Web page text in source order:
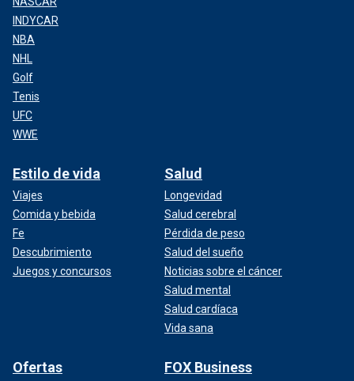
INDYCAR
NBA
NHL
Golf
Tenis
UFC
WWE
Estilo de vida
Viajes
Comida y bebida
Fe
Descubrimiento
Juegos y concursos
Salud
Longevidad
Salud cerebral
Pérdida de peso
Salud del sueño
Noticias sobre el cáncer
Salud mental
Salud cardíaca
Vida sana
Ofertas FOX Business